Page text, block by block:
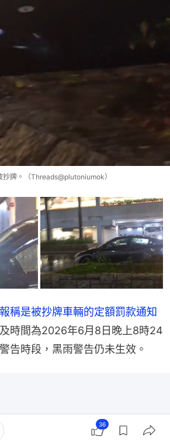
牌。（Threads@plutoniumok）
稱是被抄牌車輛的定額罰款通知
及時間為2026年6月8日晚上8時24
告時段，黑雨警告仍未生效。
36